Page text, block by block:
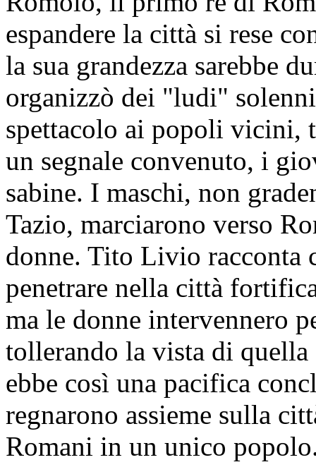
espandere la città si rese
la sua grandezza sarebbe
organizzò dei "ludi"
spettacolo ai popoli vicini,
un segnale convenuto, i
sabine. I maschi, non
Tazio, marciarono verso
donne. Tito Livio racconta
penetrare nella città
ma le donne intervennero
tollerando la vista di quella
ebbe così una pacifica
regnarono assieme sulla
Romani in un unico